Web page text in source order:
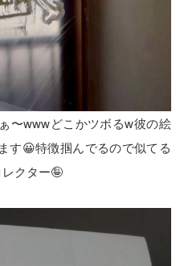
〜wwwどこかツボるw彼の絵
す😀特徴掴んでるので似てる
クター🤪